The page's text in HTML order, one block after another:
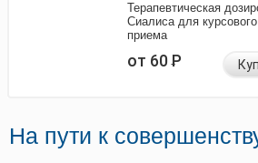
Терапевтическая
Сиалиса для курсового
приема
от 60Р
На пути к